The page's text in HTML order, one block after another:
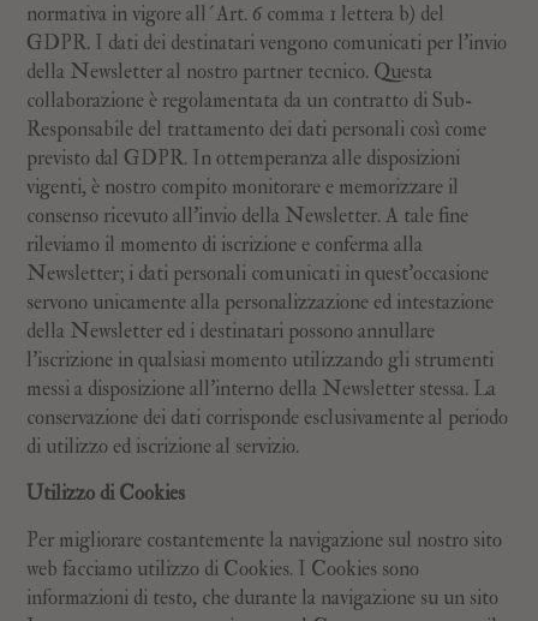
normativa in vigore all´Art. 6 comma 1 lettera b) del
GDPR. I dati dei destinatari vengono comunicati per l’invio
della Newsletter al nostro partner tecnico. Questa
collaborazione è regolamentata da un contratto di Sub-
Responsabile del trattamento dei dati personali così come
previsto dal GDPR. In ottemperanza alle disposizioni
vigenti, è nostro compito monitorare e memorizzare il
consenso ricevuto all’invio della Newsletter. A tale fine
rileviamo il momento di iscrizione e conferma alla
Newsletter; i dati personali comunicati in quest’occasione
servono unicamente alla personalizzazione ed intestazione
della Newsletter ed i destinatari possono annullare
l’iscrizione in qualsiasi momento utilizzando gli strumenti
messi a disposizione all’interno della Newsletter stessa. La
conservazione dei dati corrisponde esclusivamente al periodo
di utilizzo ed iscrizione al servizio.
Utilizzo di Cookies
Per migliorare costantemente la navigazione sul nostro sito
web facciamo utilizzo di Cookies. I Cookies sono
informazioni di testo, che durante la navigazione su un sito